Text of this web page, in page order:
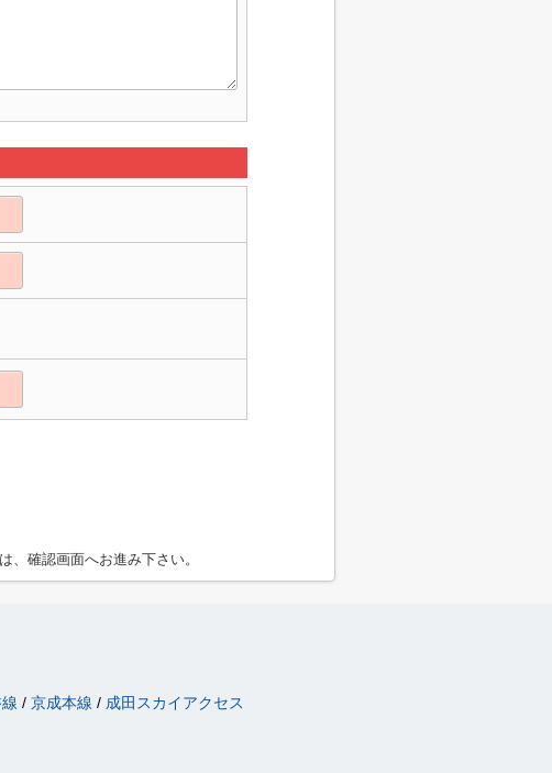
、確認画面へお進み下さい。
京成本線 成田スカイアクセス